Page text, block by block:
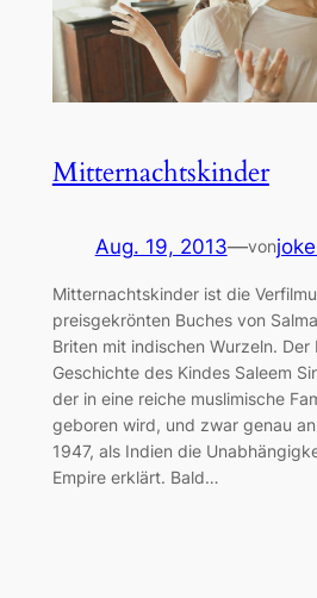
Mitternachtskinder
Aug. 19, 2013—von
Mitternachtskinder ist die
preisgekrönten Buches von
Briten mit indischen Wurzeln. Der
Geschichte des Kindes Saleem
der in eine reiche muslimische
geboren wird, und zwar genau
1947, als Indien die
Empire erklärt. Bald…